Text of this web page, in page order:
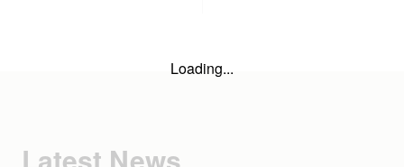
Loading...